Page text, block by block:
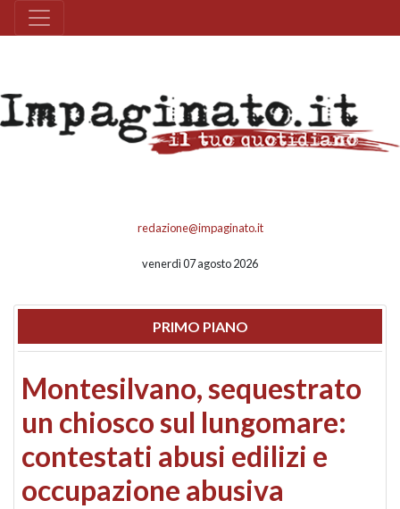
redazione@impaginato.it
venerdì 07 agosto 2026
PRIMO PIANO
Montesilvano, sequestrato
un chiosco sul lungomare:
contestati abusi edilizi e
occupazione abusiva